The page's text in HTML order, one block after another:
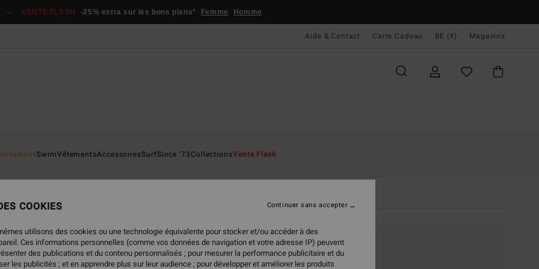
VENTE FLASH -25% extra sur les bons plans* Femme Homme
Aide & Contact Carte Cadeau BE (€) Magasins
SwimVêtementsAccessoiresSurfSince '73CollectionsVente Flash
seront bientôt de retour
COOKIES
utilisons des cookies ou une technologie équivalente pour stocker et/ou accéder à des
Ces informations personnelles (comme vos données de navigation et votre adresse IP) peuvent
des publications et du contenu personnalisés ; pour mesurer la performance publicitaire et du
les publicités ; et en apprendre plus sur leur audience ; pour développer et améliorer les produits
Continuer sans accepter